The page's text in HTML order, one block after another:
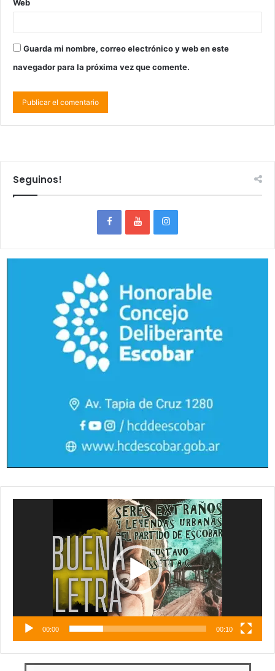
Web
Guarda mi nombre, correo electrónico y web en este
navegador para la próxima vez que comente.
Seguinos!
00:00 00:10